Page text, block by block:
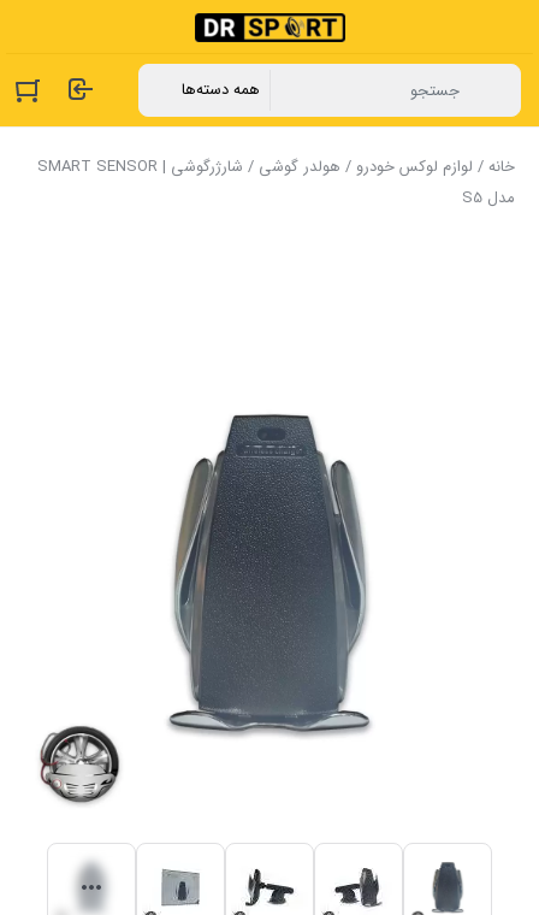
خانه/ لوازم لوکس خودرو / هولدر گوشی
/ شارژرگوشی | SMART SENSOR
مدل S5